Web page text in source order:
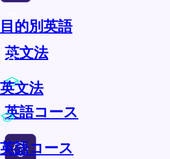
英文法
英語コース
目的別英語
英文法
英語コース